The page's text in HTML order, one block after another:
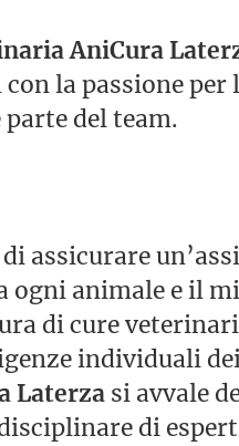
AniCura
la passione per
del team.
assicurare
ogni animale e il
di cure
individuali
Laterza si avvale
di